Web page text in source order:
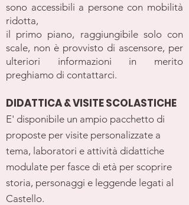
sono accessibili a persone con mobilità
ridotta,
il primo piano, raggiungibile solo con
scale, non è provvisto di ascensore, per
ulteriori informazioni in merito
preghiamo di contattarci.
DIDATTICA & VISITE SCOLASTICHE
​E' disponibile un ampio pacchetto di
proposte per visite personalizzate a
tema, laboratori e attività didattiche
modulate per fasce di età per scoprire
storia, personaggi e leggende legati al
Castello.